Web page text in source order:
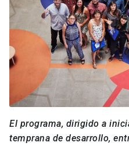
El programa, dirigido a
temprana de desarrollo,